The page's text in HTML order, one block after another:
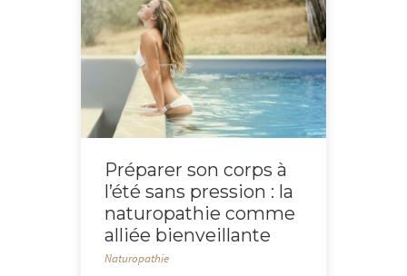
Préparer son corps à
l’été sans pression : la
naturopathie comme
alliée bienveillante
Naturopathie